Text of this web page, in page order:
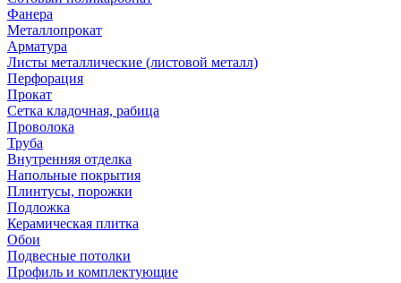
Фанера
Металлопрокат
Арматура
Листы металлические (листовой металл)
Перфорация
Прокат
Сетка кладочная, рабица
Проволока
Труба
Внутренняя отделка
Напольные покрытия
Плинтусы, порожки
Подложка
Керамическая плитка
Обои
Подвесные потолки
Профиль и комплектующие